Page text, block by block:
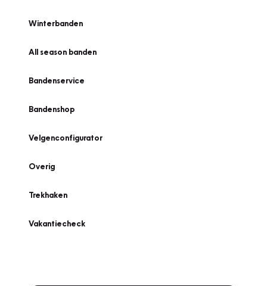
Winterbanden
All season banden
Bandenservice
Bandenshop
Velgenconfigurator
Overig
Trekhaken
Vakantiecheck